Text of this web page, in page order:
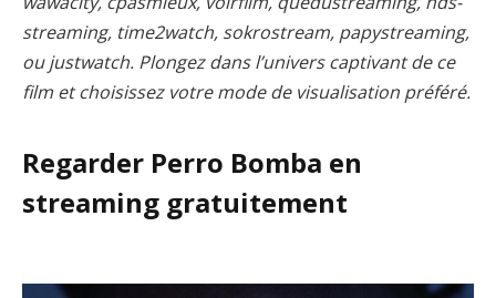
streaming, time2watch, sokrostream, papystreaming,
ou justwatch. Plongez dans l’univers captivant de ce
film et choisissez votre mode de visualisation préféré.
Regarder Perro Bomba en
streaming gratuitement